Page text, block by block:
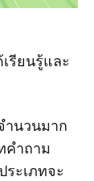
รียนรู้และ
ำนวนมาก
คำถาม
ะเภทจะ